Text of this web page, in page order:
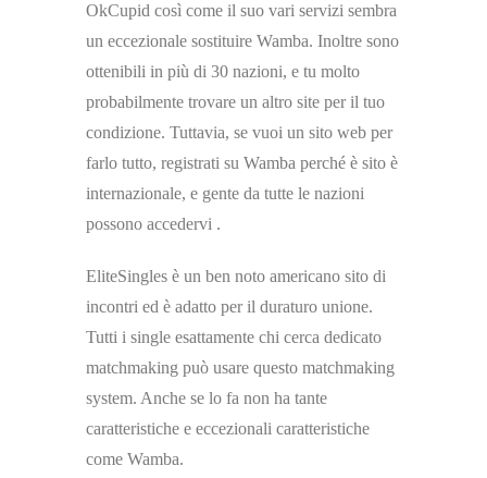
OkCupid così come il suo vari servizi sembra
un eccezionale sostituire Wamba. Inoltre sono
ottenibili in più di 30 nazioni, e tu molto
probabilmente trovare un altro site per il tuo
condizione. Tuttavia, se vuoi un sito web per
farlo tutto, registrati su Wamba perché è sito è
internazionale, e gente da tutte le nazioni
possono accedervi .
EliteSingles è un ben noto americano sito di
incontri ed è adatto per il duraturo unione.
Tutti i single esattamente chi cerca dedicato
matchmaking può usare questo matchmaking
system. Anche se lo fa non ha tante
caratteristiche e eccezionali caratteristiche
come Wamba.